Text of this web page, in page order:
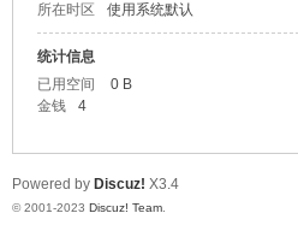
所在时区
使用系统默认
统计信息
已用空间
0 B
金钱
4
Powered by Discuz! X3.4
© 2001-2023 Discuz! Team